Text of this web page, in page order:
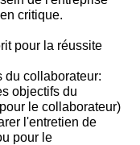
critique.
pour la réussite
du collaborateur:
objectifs du
le collaborateur)
l'entretien de
pour le